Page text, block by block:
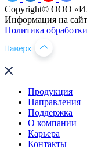
Copyright© ООО
Информация на
Политика
Продукция
Направления
Поддержка
О компании
Карьера
Контакты